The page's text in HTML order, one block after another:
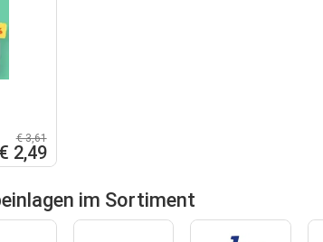
€ 3,61
€ 2,49
im Sortiment